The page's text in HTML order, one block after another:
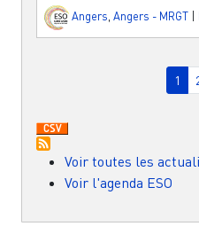
Angers Angers - MRGT
1
Voir toutes les
Voir l'agenda ESO